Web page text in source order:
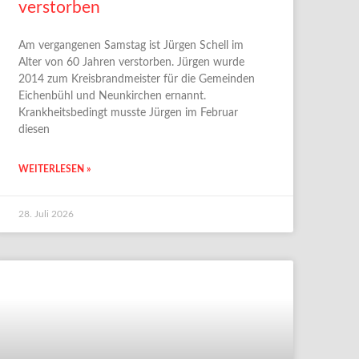
verstorben
Am vergangenen Samstag ist Jürgen Schell im
Alter von 60 Jahren verstorben. Jürgen wurde
2014 zum Kreisbrandmeister für die Gemeinden
Eichenbühl und Neunkirchen ernannt.
Krankheitsbedingt musste Jürgen im Februar
diesen
WEITERLESEN »
28. Juli 2026